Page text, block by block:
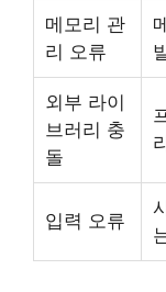
메모리 관
리 오류
외부 라이
브러리 충
돌
입력 오류